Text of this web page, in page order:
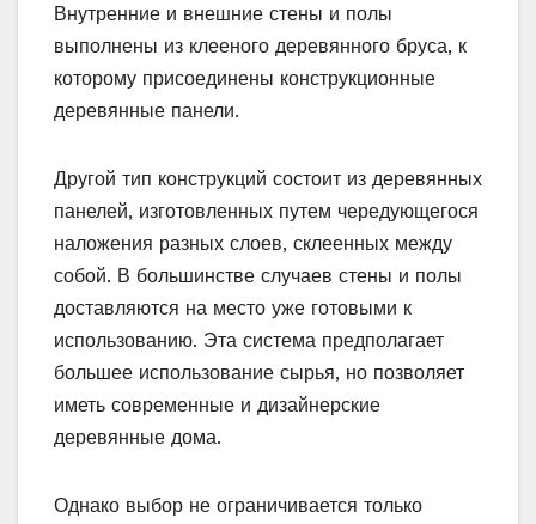
Внутренние и внешние стены и полы
выполнены из клееного деревянного бруса, к
которому присоединены конструкционные
деревянные панели.
Другой тип конструкций состоит из деревянных
панелей, изготовленных путем чередующегося
наложения разных слоев, склеенных между
собой. В большинстве случаев стены и полы
доставляются на место уже готовыми к
использованию. Эта система предполагает
большее использование сырья, но позволяет
иметь современные и дизайнерские
деревянные дома.
Однако выбор не ограничивается только